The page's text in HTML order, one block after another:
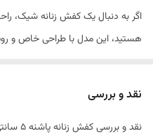
اگر به دنبال یک کفش زنانه شیک،
هستید، این مدل با طراحی خاص و
فراهم می‌کند و برای استفاده
نقد و بررسی
نقد و بررسی کفش زنانه پاشنه ۵ سانتی